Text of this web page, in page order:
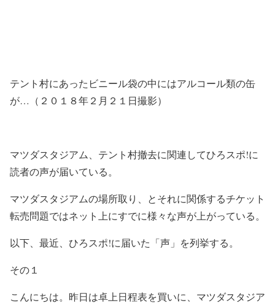
テント村にあったビニール袋の中にはアルコール類の缶
が…（２０１８年２月２１日撮影）
マツダスタジアム、テント村撤去に関連してひろスポ!に
読者の声が届いている。
マツダスタジアムの場所取り、とそれに関係するチケット
転売問題ではネット上にすでに様々な声が上がっている。
以下、最近、ひろスポ!に届いた「声」を列挙する。
その１
こんにちは。昨日は卓上日程表を買いに、マツダスタジア